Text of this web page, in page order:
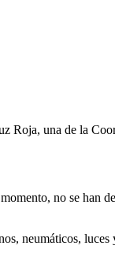
Roja, una de la
no se han
neumáticos,